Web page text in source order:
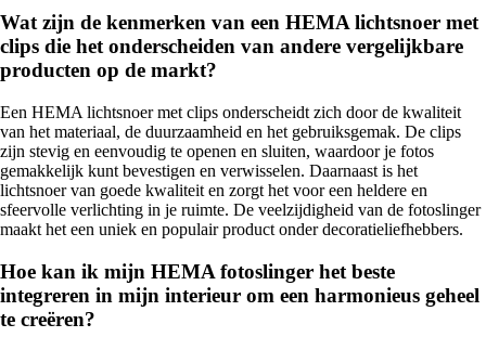
Wat zijn de kenmerken van een HEMA lichtsnoer met
clips die het onderscheiden van andere vergelijkbare
producten op de markt?
Een HEMA lichtsnoer met clips onderscheidt zich door de kwaliteit
van het materiaal, de duurzaamheid en het gebruiksgemak. De clips
zijn stevig en eenvoudig te openen en sluiten, waardoor je fotos
gemakkelijk kunt bevestigen en verwisselen. Daarnaast is het
lichtsnoer van goede kwaliteit en zorgt het voor een heldere en
sfeervolle verlichting in je ruimte. De veelzijdigheid van de fotoslinger
maakt het een uniek en populair product onder decoratieliefhebbers.
Hoe kan ik mijn HEMA fotoslinger het beste
integreren in mijn interieur om een harmonieus geheel
te creëren?